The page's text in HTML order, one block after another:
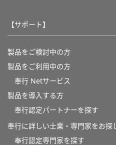
【サポート】
製品をご検討中の方
製品をご利用中の方
奉行 Netサービス
製品を導入する方
奉行認定パートナーを探す
奉行に詳しい士業・専門家をお探
奉行認定専門家を探す